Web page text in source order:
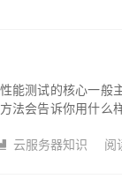
能测试的核心一般
法会告诉你用什么
云服务器知识 阅